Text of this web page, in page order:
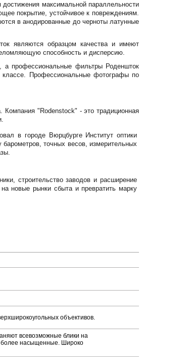
максимальной параллельности
покрытие, устойчивое к повреждениям.
в анодированные до черноты латунные
являются образцом качества и имеют
способность и дисперсию.
а профессиональные фильтры Роденшток
Профессиональные фотографы по
Компания "Rodenstock" - это традиционная
в городе Вюрцбурге Институт оптики
точных весов, измерительных
строительство заводов и расширение
новые рынки сбыта и превратить марку
объективов.
всевозможные блики на
более насыщенные. Широко